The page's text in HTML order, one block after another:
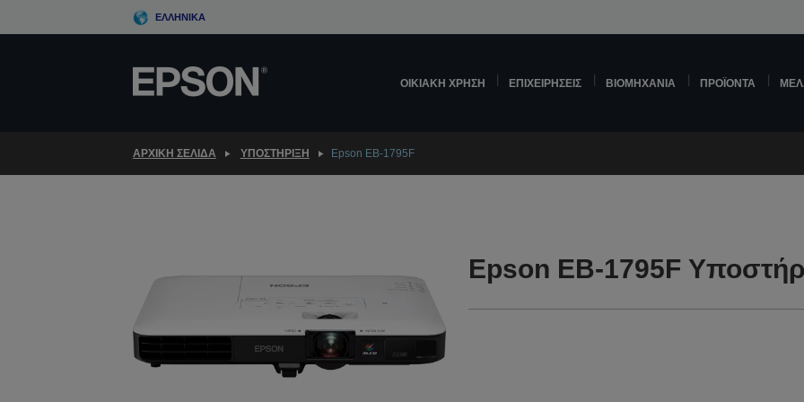
to
ΕΛΛΗΝΙΚΆ
ΟΙΚΙΑΚΉ ΧΡΉΣΗ ΕΠΙΧΕΙΡΉΣΕΙΣ ΒΙΟΜΗΧΑΝΊΑ ΠΡΟΪΌΝΤΑ
ΑΡΧΙΚΗ ΣΕΛΙΔΑ ΥΠΟΣΤΉΡΙΞΗ Epson EB-1795F
Epson EB-1795F